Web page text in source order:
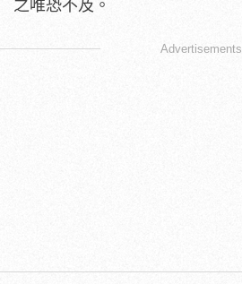
之唯恐不及。
Advertisements